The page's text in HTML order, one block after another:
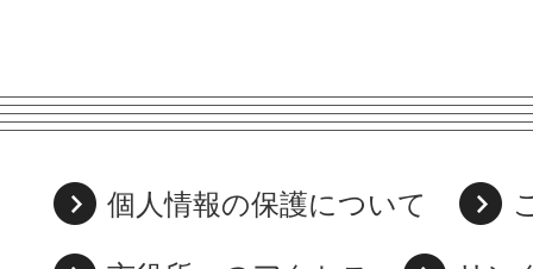
個人情報の保護について